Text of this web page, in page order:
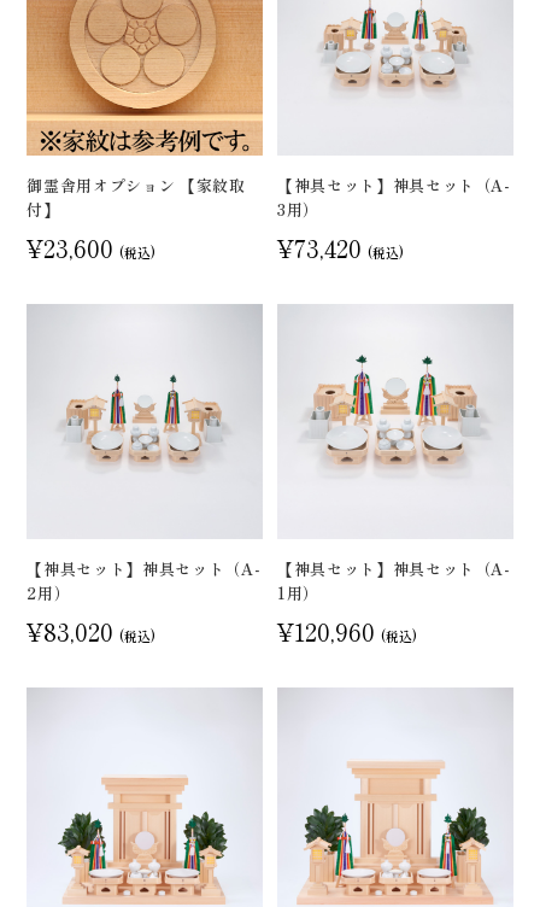
御霊舎用オプション 【家紋取
付】
¥23,600 (税込)
【神具セット】神具セット（A-
3用）
¥73,420 (税込)
【神具セット】神具セット（A-
2用）
¥83,020 (税込)
【神具セット】神具セット（A-
1用）
¥120,960 (税込)